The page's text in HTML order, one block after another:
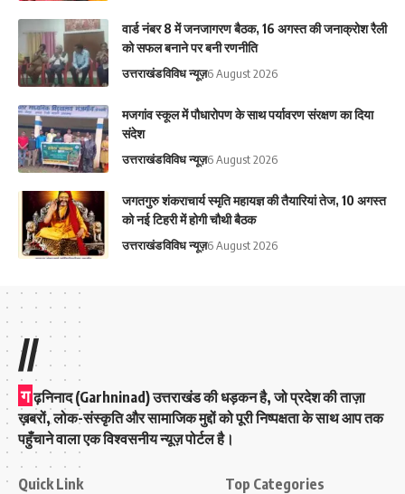
वार्ड नंबर 8 में जनजागरण बैठक, 16 अगस्त की जनाक्रोश रैली
को सफल बनाने पर बनी रणनीति
उत्तराखंडविविध न्यूज़6 August 2026
मजगांव स्कूल में पौधारोपण के साथ पर्यावरण संरक्षण का दिया
संदेश
उत्तराखंडविविध न्यूज़6 August 2026
जगतगुरु शंकराचार्य स्मृति महायज्ञ की तैयारियां तेज, 10 अगस्त
को नई टिहरी में होगी चौथी बैठक
उत्तराखंडविविध न्यूज़6 August 2026
//
ग ढ़निनाद (Garhninad) उत्तराखंड की धड़कन है, जो प्रदेश की ताज़ा
ख़बरों, लोक-संस्कृति और सामाजिक मुद्दों को पूरी निष्पक्षता के साथ आप तक
पहुँचाने वाला एक विश्वसनीय न्यूज़ पोर्टल है।
Quick Link Top Categories